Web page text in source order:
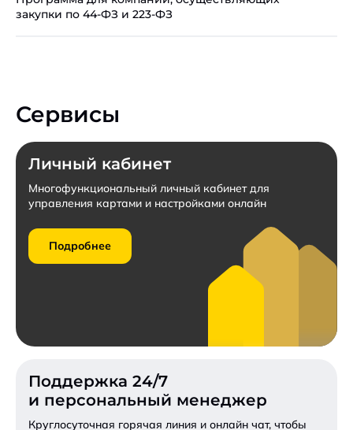
Полный электронный документооборот.
закупки по 44-ФЗ и 223-ФЗ
Заключить договор
Запросить коммерческое предложение
Сервисы
Личный кабинет
Многофункциональный личный кабинет для
управления картами и настройками онлайн
Подробнее
Поддержка 24/7
и персональный менеджер
Круглосуточная горячая линия и онлайн чат, чтобы